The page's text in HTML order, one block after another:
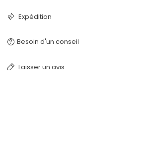
Expédition
Besoin d'un conseil
Laisser un avis